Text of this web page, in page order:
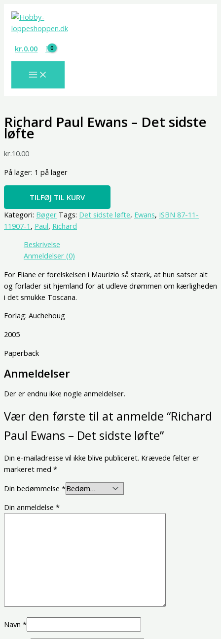
indholdet
kr.0.00
Richard Paul Ewans – Det sidste
løfte
kr.10.00
På lager: 1 på lager
Paul
Ewans
Det
sidste
TILFØJ TIL KURV
Kategori: Bøger Tags: Det sidste løfte, Ewans, ISBN 87-11-
11907-1 , Paul, Richard
Beskrivelse
Anmeldelser (0)
For Eliane er forelskelsen i Maurizio så stærk, at hun satser alt
og forlader sit hjemland for at udleve drømmen om kærligheden
i det smukke Toscana.
Forlag: Auchehoug
2005
Paperback
Anmeldelser
Der er endnu ikke nogle anmeldelser.
Vær den første til at anmelde “Richard
Paul Ewans – Det sidste løfte”
Din e-mailadresse vil ikke blive publiceret. Krævede felter er
markeret med *
Din bedømmelse *
Din anmeldelse *
Navn *